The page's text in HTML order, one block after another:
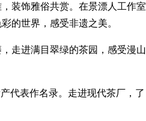
装饰雅俗共赏。在景漂人工作室
的世界，感受非遗之美。
走进满目翠绿的茶园，感受漫山
代表作名录。走进现代茶厂，了